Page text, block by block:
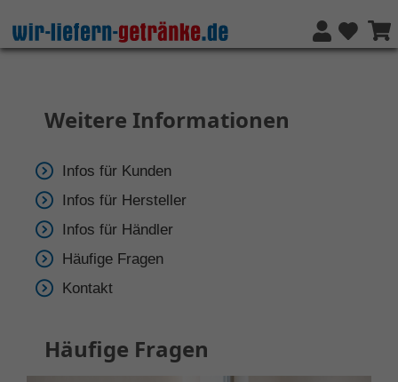
Weitere Informationen
Infos für Kunden
Infos für Hersteller
Infos für Händler
Häufige Fragen
Kontakt
Häufige Fragen